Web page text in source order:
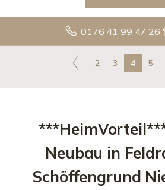
0176 41 99 47 26
2 3 4 5
Neubau in
Schöffengrund